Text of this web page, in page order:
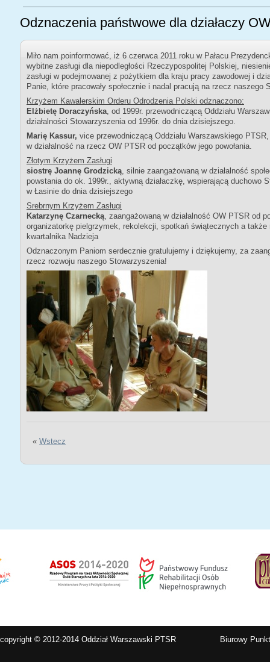
Odznaczenia państwowe dla działaczy
Miło nam poinformować, iż 6 czerwca 2011 roku w Pałacu
wybitne zasługi dla niepodległości Rzeczypospolitej Polskiej,
zasługi w podejmowanej z pożytkiem dla kraju pracy zawodowej i
Panie, które pracowały społecznie i nadal pracują na rzecz naszego
Krzyżem Kawalerskim Orderu Odrodzenia Polski odznaczono:
Elżbietę Doraczyńska, od 1999r. przewodniczącą Oddziału
działalności Stowarzyszenia od 1996r. do dnia dzisiejszego.
Marię Kassur, vice przewodniczącą Oddziału Warszawskiego
w działalność na rzecz OW PTSR od początków jego powołania.
Złotym Krzyżem Zasługi
siostrę Joannę Grodzicką, silnie zaangażowaną w działalność
powstania do ok. 1999r., aktywną działaczkę, wspierającą duchowo
w Łasinie do dnia dzisiejszego
Srebrnym Krzyżem Zasługi
Katarzynę Czarnecką, zaangażowaną w działalność OW PTSR od
organizatorkę pielgrzymek, rekolekcji, spotkań świątecznych a
kwartalnika Nadzieja
Odznaczonym Paniom serdecznie gratulujemy i dziękujemy, za
rzecz rozwoju naszego Stowarzyszenia!
« Wstecz
copyright © 2012-2014 Oddział Warszawski PTSR Biurowy